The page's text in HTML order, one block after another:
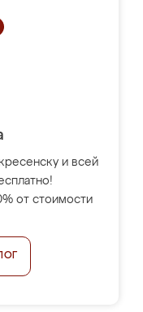
и всей
от стоимости